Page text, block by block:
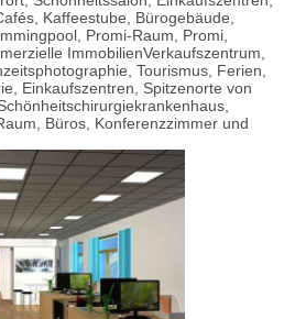
Kaffeestube, Bürogebäude,
Promi-Raum, Promi,
ImmobilienVerkaufszentrum,
Tourismus, Ferien,
Einkaufszentren, Spitzenorte von
Büros, Konferenzzimmer und